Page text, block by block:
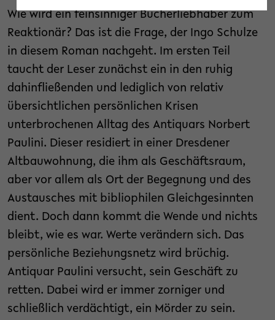
Wie wird ein feinsinniger Bücherliebhaber zum
Reaktionär? Das ist die Frage, der Ingo Schulze
in diesem Roman nachgeht. Im ersten Teil
taucht der Leser zunächst ein in den ruhig
dahinfließenden und lediglich von relativ
übersichtlichen persönlichen Krisen
unterbrochenen Alltag des Antiquars Norbert
Paulini. Dieser residiert in einer Dresdener
Altbauwohnung, die ihm als Geschäftsraum,
aber vor allem als Ort der Begegnung und des
Austausches mit bibliophilen Gleichgesinnten
dient. Doch dann kommt die Wende und nichts
bleibt, wie es war. Werte verändern sich. Das
persönliche Beziehungsnetz wird brüchig.
Antiquar Paulini versucht, sein Geschäft zu
retten. Dabei wird er immer zorniger und
schließlich verdächtigt, ein Mörder zu sein.